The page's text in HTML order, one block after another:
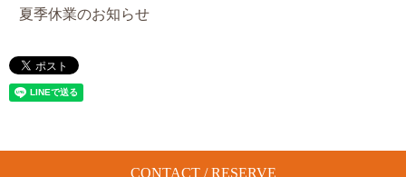
夏季休業のお知らせ
CONTACT / RESERVE